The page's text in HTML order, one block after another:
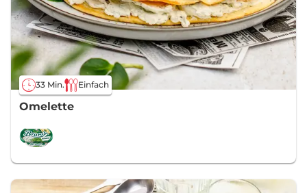
33 Min. Einfach
Omelette